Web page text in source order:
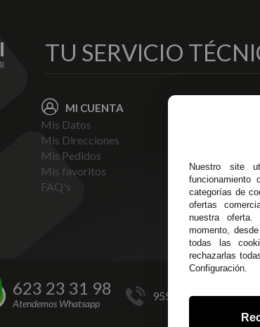
TU SERVICIO
MI CUENTA
Mis Datos
Mis Direcciones
Mis Pedidos
Mis favoritos
FAQ's
Entregas y
Pago Seguro
Terminos y
Condiciones
Políticas de
623 23 31 98
Atendemos Whatsapp
955 44 45 43/955 44
Nuestro site
categorías de
ofertas
nuestra
momento,
todas las
rechazarlas
Configuración.